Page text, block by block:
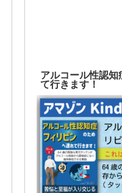
アルコール性認
て行きます！